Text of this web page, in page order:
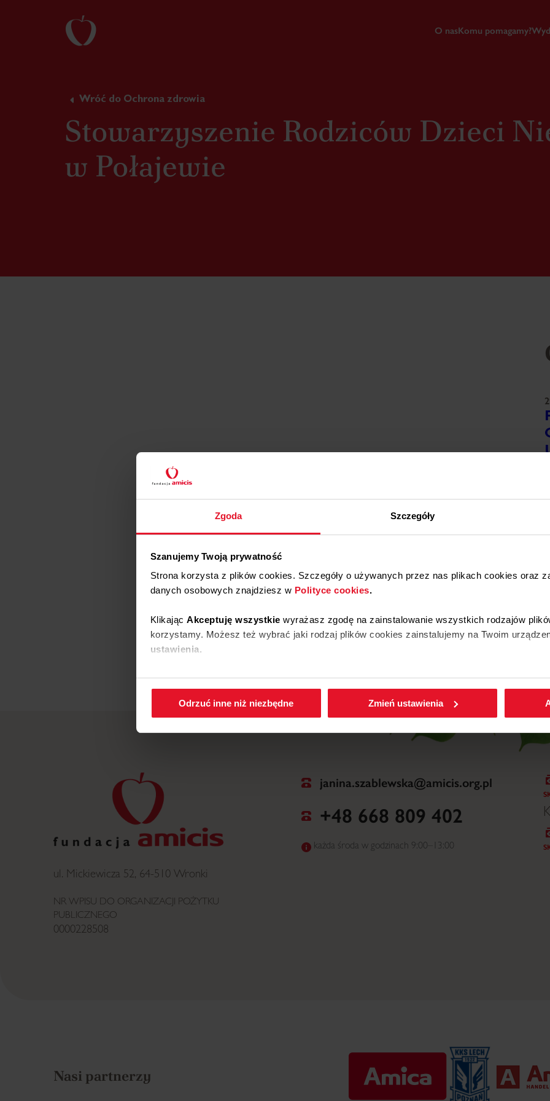
Zgoda Szczegóły
Szanujemy Twoją prywatność
Strona korzysta z plików cookies. Szczegóły o używanych przez nas plikach cookies oraz
danych osobowych znajdziesz w Polityce cookies.
Klikając Akceptuję wszystkie wyrażasz zgodę na zainstalowanie wszystkich rodzajów
korzystamy. Możesz też wybrać jaki rodzaj plików cookies zainstalujemy na Twoim
ustawienia.
W każdej chwili możesz zmienić wybrane przez Ciebie ustawienia plików cookies wchodząc
Odrzuć inne niż niezbędne
Zmień ustawienia
O nasKomu pomagamy?
Wróć do Ochrona zdrowia
Stowarzyszenie Rodziców Dzieci
w Połajewie
ul. Mickiewicza 52, 64-510 Wronki
NR WPISU DO ORGANIZACJI POŻYTKU
PUBLICZNEGO
0000228508
janina.szablewska@amicis.org.pl
+48 668 809 402
każda środa w godzinach 9:00–13:00
Nasi partnerzy